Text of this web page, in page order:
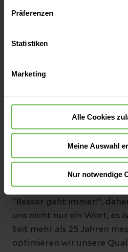
Es steht Ihnen frei, unsere Seite
Cookies zu benutzen, eine
oder durch Auswahl von „Alle
widerrufen.
Präferenzen
Statistiken
Marketing
Alle Cookies
Meine Auswahl
Nur notwendige
Folgen Sie uns
Unsere Qualität
"Besser geht immer!",
uns nicht nur ein Wort, es
Seit mehr als 25 Jahren
optimieren wir unsere